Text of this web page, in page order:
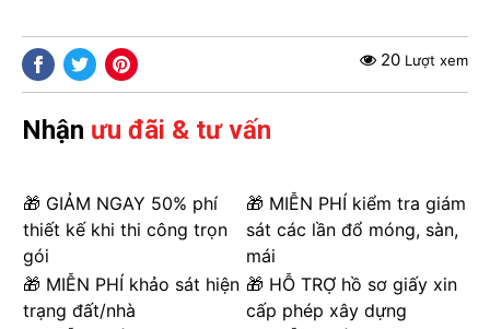
20 Lượt xem
Nhận ưu đãi & tư vấn
🎁 GIẢM NGAY 50% phí
thiết kế khi thi công trọn
gói
🎁 MIỄN PHÍ kiểm tra giám
sát các lần đổ móng, sàn,
mái
🎁 MIỄN PHÍ khảo sát hiện
trạng đất/nhà
🎁 HỖ TRỢ hồ sơ giấy xin
cấp phép xây dựng